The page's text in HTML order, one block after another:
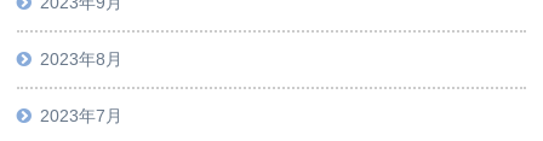
2023年8月
2023年7月